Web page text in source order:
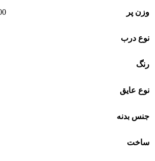
وزن پر
نوع درب
رنگ
نوع عایق
جنس بدنه
ساخت